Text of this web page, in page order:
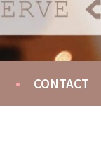
CONTACT